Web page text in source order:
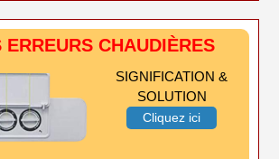
ERREURS CHAUDIÈRES
SIGNIFICATION &
SOLUTION
Cliquez ici